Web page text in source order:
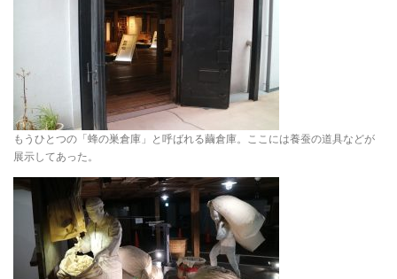
もうひとつの「蜂の巣倉庫」と呼ばれる繭倉庫。ここには養蚕の道具などが
展示してあった。